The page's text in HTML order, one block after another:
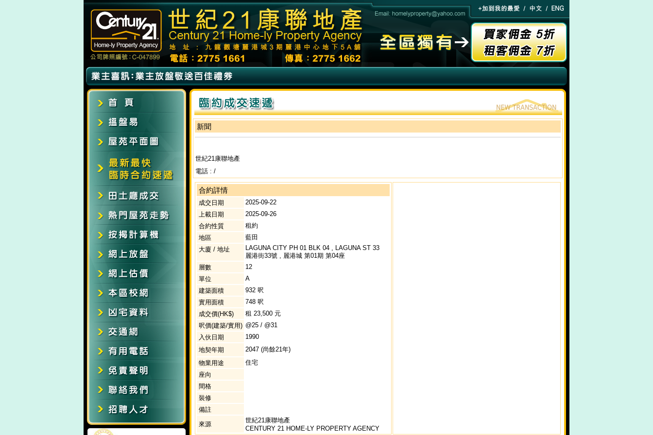
新聞
世紀21康聯地產
電話 : /
合約詳情
成交日期
2025-09-22
上載日期
2025-09-26
合約性質
租約
地區
藍田
大廈 / 地址
LAGUNA CITY PH 01 BLK 04 , LAGUNA ST 33
麗港街33號 , 麗港城 第01期 第04座
層數
12
單位
A
建築面積
932 呎
實用面積
748 呎
成交價(HK$)
租 23,500 元
呎價(建築/實用) @25 / @31
入伙日期
1990
地契年期
2047 (尚餘21年)
物業用途
住宅
座向
間格
裝修
備註
來源
世紀21康聯地產
CENTURY 21 HOME-LY PROPERTY AGENCY